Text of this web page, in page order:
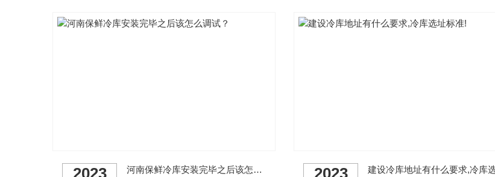
河南保鲜冷库安装完毕之后该怎么调试？